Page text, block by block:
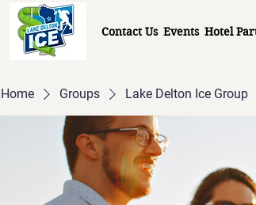
Contact Us Events Hotel
Home Groups Lake Delton Ice Group